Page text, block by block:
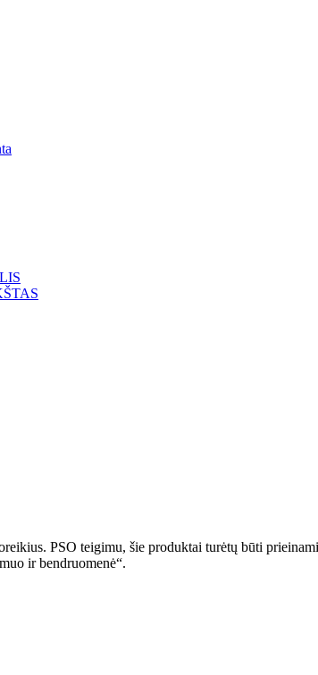
PSO teigimu, šie produktai turėtų būti
ir bendruomenė“.